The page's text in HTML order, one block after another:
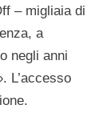
– migliaia di
a
negli anni
L’accesso